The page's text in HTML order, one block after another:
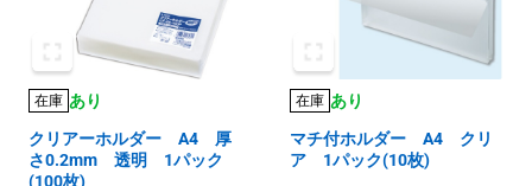
在庫 あり
クリアーホルダー A4 厚
さ0.2mm 透明 1パック
(100枚)
在庫 あり
マチ付ホルダー A4 クリ
ア 1パック(10枚)